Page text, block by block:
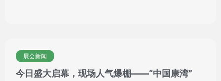
展会新闻
今日盛大启幕，现场人气爆棚——“中国康湾”